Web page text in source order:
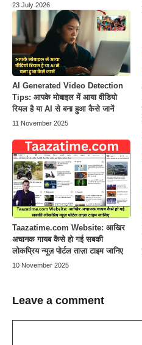
23 July 2026
AI Generated Video Detection
Tips: आपके मोबाइल में आया वीडियो
रियल है या AI से बना हुआ कैसे जानें
11 November 2025
Taazatime.com Website: आखिर
अचानक गायब कैसे हो गई सबकी
लोकप्रिय न्यूज़ पोर्टल ताज़ा टाइम जानिए
10 November 2025
Leave a comment